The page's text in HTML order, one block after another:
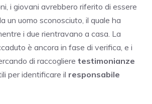
i giovani avrebbero riferito di essere
un uomo sconosciuto, il quale ha
i due rientravano a casa. La
è ancora in fase di verifica, e i
di raccogliere testimonianze
per identificare il responsabile